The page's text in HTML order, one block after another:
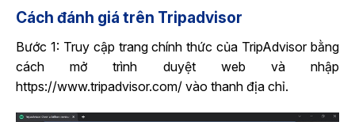
Cách đánh giá trên Tripadvisor
Bước 1: Truy cập trang chính thức của TripAdvisor bằng
cách mở trình duyệt web và nhập
https://www.tripadvisor.com/ vào thanh địa chỉ.